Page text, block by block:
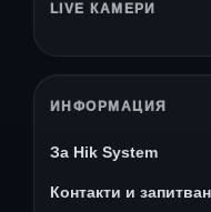
LIVE КАМЕРИ
ИНФОРМАЦИЯ
За Hik System
Контакти и